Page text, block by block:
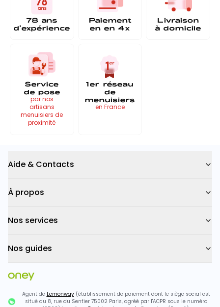
78 ans
d'expérience
Paiement
en en 4x
Livraison
à domicile
Service
de pose
par nos
artisans
menuisiers de
proximité
1er réseau
de
menuisiers
en France
Aide & Contacts
À propos
Nos services
Nos guides
Agent de Lemonway(établissement de paiement dont le siège social est
situé au 8, rue du Sentier 75002 Paris, agréé par l'ACPR sous le numéro